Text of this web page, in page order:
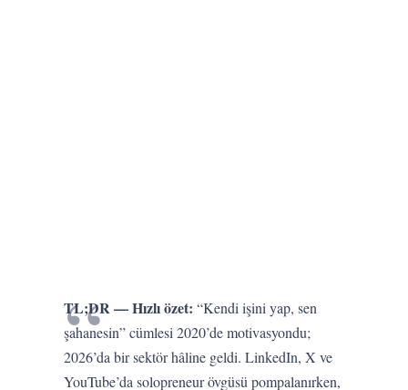
TL;DR — Hızlı özet: “Kendi işini yap, sen
şahanesin” cümlesi 2020’de motivasyondu;
2026’da bir sektör hâline geldi. LinkedIn, X ve
YouTube’da solopreneur övgüsü pompalanırken,